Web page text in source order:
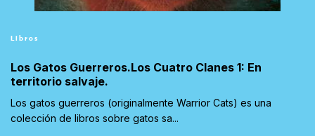
Libros
Los Gatos Guerreros.Los Cuatro Clanes 1: En
territorio salvaje.
Los gatos guerreros (originalmente Warrior Cats) es una
colección de libros sobre gatos sa...